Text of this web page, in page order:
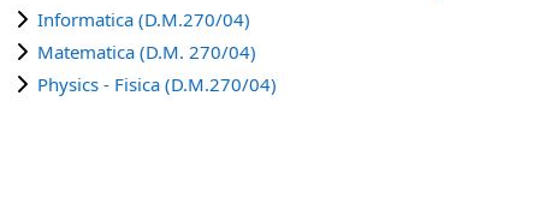
Informatica (D.M.270/04)
Matematica (D.M. 270/04)
Physics - Fisica (D.M.270/04)